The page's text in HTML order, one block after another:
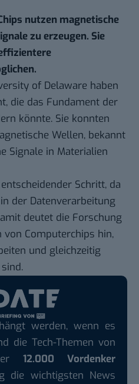
nutzen magnetische
zu erzeugen. Sie
of Delaware haben
die das Fundament der
könnte. Sie konnten
Wellen, bekannt
Signale in Materialien
Schritt, da
der Datenverarbeitung
deutet die Forschung
von Computerchips hin,
und gleichzeitig
werden, wenn es
die Tech-Themen von
12.000 Vordenker
die wichtigsten News